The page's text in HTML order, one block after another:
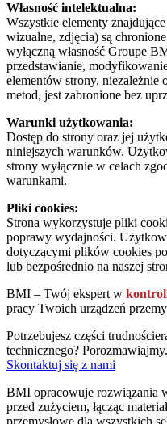
Własność intelektualna:
Wszystkie elementy
wizualne, zdjęcia) są
wyłączną własność Groupe
przedstawianie,
elementów strony, niezależnie
metod, jest zabronione bez
Warunki użytkowania:
Dostęp do strony oraz jej
niniejszych warunków.
strony wyłącznie w celach
warunkami.
Pliki cookies:
Strona wykorzystuje pliki
poprawy wydajności.
dotyczącymi plików cookies
lub bezpośrednio na naszej
BMI – Twój ekspert w
pracy Twoich urządzeń
Potrzebujesz części
technicznego? Porozmawiajmy.
Skontaktuj się z nami
BMI opracowuje rozwiązania
przed zużyciem, łącząc